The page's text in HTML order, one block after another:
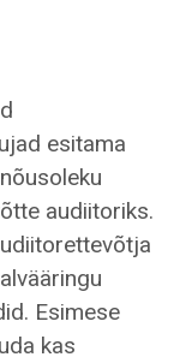
esitama
audiitoriks.
Esimese
kas